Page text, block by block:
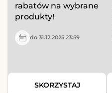
rabatów na wybrane
produkty!
do 31.12.2025 23:59
SKORZYSTAJ